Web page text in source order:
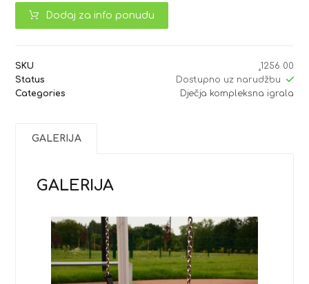
Dodaj za info ponudu
SKU
¸1256 00
Status
Dostupno uz narudžbu
Categories
Dječja kompleksna igrala
GALERIJA
GALERIJA